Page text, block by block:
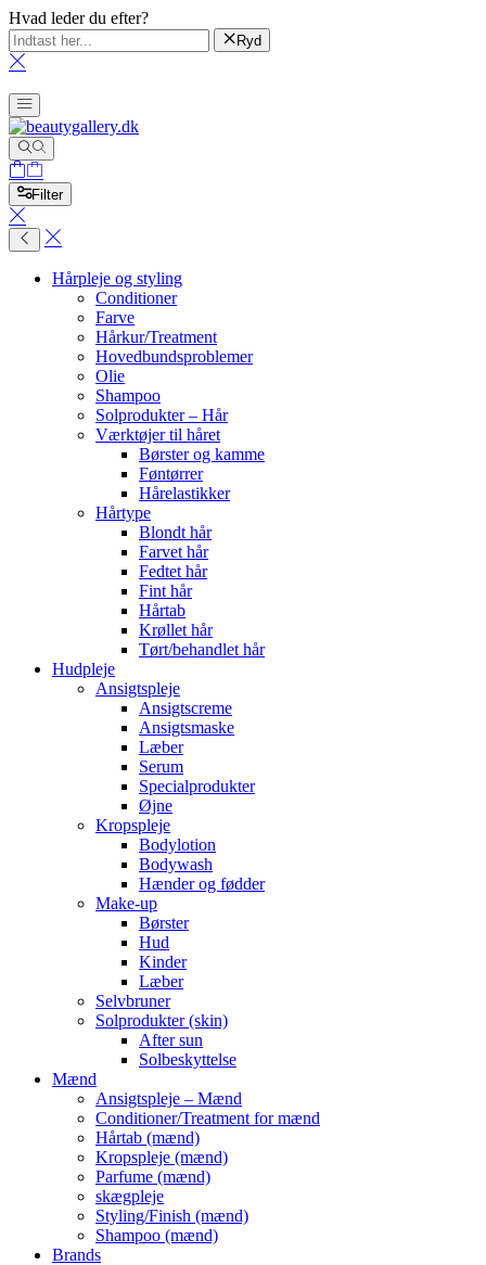
Hvad leder du efter?
Ryd
Filter
Hårpleje og styling
Conditioner
Farve
Hårkur/Treatment
Hovedbundsproblemer
Olie
Shampoo
Solprodukter – Hår
Værktøjer til håret
Børster og kamme
Føntørrer
Hårelastikker
Hårtype
Blondt hår
Farvet hår
Fedtet hår
Fint hår
Hårtab
Krøllet hår
Tørt/behandlet hår
Hudpleje
Ansigtspleje
Ansigtscreme
Ansigtsmaske
Læber
Serum
Specialprodukter
Øjne
Kropspleje
Bodylotion
Bodywash
Hænder og fødder
Make-up
Børster
Hud
Kinder
Læber
Selvbruner
Solprodukter (skin)
After sun
Solbeskyttelse
Mænd
Ansigtspleje – Mænd
Conditioner/Treatment for mænd
Hårtab (mænd)
Kropspleje (mænd)
Parfume (mænd)
skægpleje
Styling/Finish (mænd)
Shampoo (mænd)
Brands